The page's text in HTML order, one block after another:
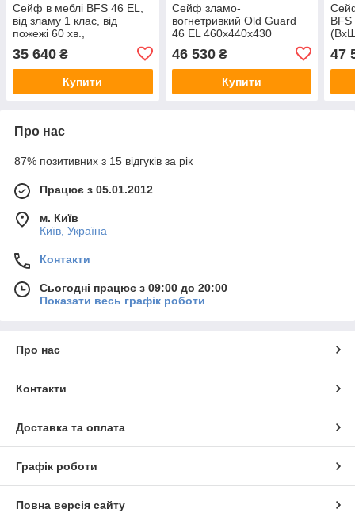
Сейф в меблі BFS 46 EL,
від зламу 1 клас, від
пожежі 60 хв.,
460х440х440 (ВхШхГ), з
електронним замком
35 640 ₴
Купити
Сейф зламо-
вогнетривкий Old Guard
46 EL 460х440х430
(ВхШхГ) від зламу 2 класс
від вогню 30 хв., з
електронним замком
46 530₴
Купити
47
Про нас
87% позитивних з 15 відгуків за рік
Працює з 05.01.2012
м. Київ
Київ, Україна
Контакти
Сьогодні працює з 09:00 до 20:00
Показати весь графік роботи
Про нас
Контакти
Доставка та оплата
Графік роботи
Повна версія сайту